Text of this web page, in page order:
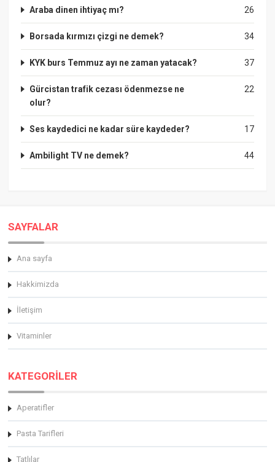
26
Araba dinen ihtiyaç mı?
34
Borsada kırmızı çizgi ne demek?
37
KYK burs Temmuz ayı ne zaman yatacak?
22
Gürcistan trafik cezası ödenmezse ne
olur?
17
Ses kaydedici ne kadar süre kaydeder?
44
Ambilight TV ne demek?
SAYFALAR
Ana sayfa
Hakkimizda
İletişim
Vitaminler
KATEGORİLER
Aperatifler
Pasta Tarifleri
Tatlılar